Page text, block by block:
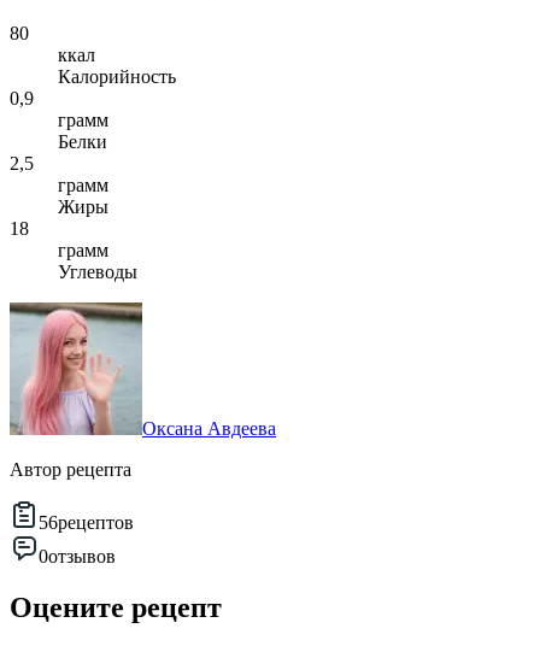
80
ккал
Калорийность
0,9
грамм
Белки
2,5
грамм
Жиры
18
грамм
Углеводы
Оксана Авдеева
Автор рецепта
56рецептов
0отзывов
Оцените рецепт